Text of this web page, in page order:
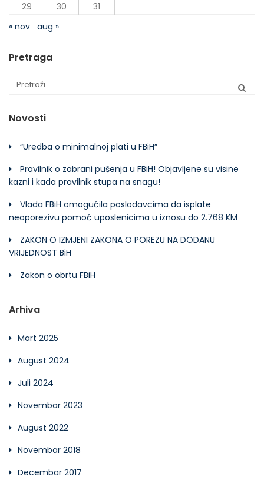
29
30
31
« nov aug »
Pretraga
Novosti
“Uredba o minimalnoj plati u FBiH”
Pravilnik o zabrani pušenja u FBiH! Objavljene su visine
kazni i kada pravilnik stupa na snagu!
Vlada FBiH omogućila poslodavcima da isplate
neoporezivu pomoć uposlenicima u iznosu do 2.768 KM
ZAKON O IZMJENI ZAKONA O POREZU NA DODANU
VRIJEDNOST BiH
Zakon o obrtu FBiH
Arhiva
Mart 2025
August 2024
Juli 2024
Novembar 2023
August 2022
Novembar 2018
Decembar 2017